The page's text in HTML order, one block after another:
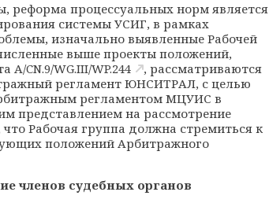
реформа процессуальных норм является
системы УСИГ, в рамках
изначально выявленные Рабочей
выше проекты положений,
A/CN.9/WG.III/WP.244
, рассматриваются
регламент ЮНСИТРАЛ, с целью
регламентом МЦУИС в
представлением на рассмотрение
Рабочая группа должна стремиться к
положений Арбитражного
членов судебных органов